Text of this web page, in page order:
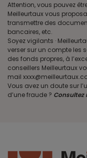
Attention, vous pouvez
Meilleurtaux vous
transmettre des
bancaires, etc.
Soyez vigilants ·
verser sur un compte les
des fonds propres, à
conseillers Meilleurtaux
mail
Vous avez un doute sur
d’une fraude ? Consultez